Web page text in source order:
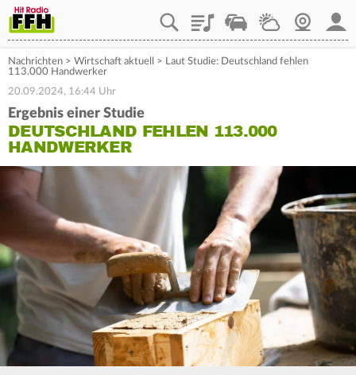
PlaylistStaupilotWetterWebcam
Nachrichten > Wirtschaft aktuell > Laut Studie: Deutschland fehlen
113.000 Handwerker
20.09.2024, 16:44 Uhr
Ergebnis einer Studie
DEUTSCHLAND FEHLEN 113.000
HANDWERKER